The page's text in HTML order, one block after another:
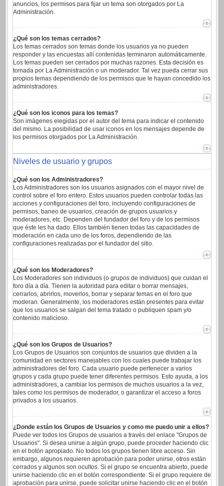
anuncios, los permisos para fijar un tema son otorgados por La
Administración.
¿Qué son los temas cerrados?
Los temas cerrados son temas donde los usuarios ya no pueden
responder y las encuestas allí contenidas terminaron automáticamente.
Los temas pueden ser cerrados por muchas razones. Esta decisión es
tomada por La Administración o un moderador. Tal vez pueda cerrar sus
propios temas dependiendo de los permisos que le hayan concedido los
administradores.
¿Qué son los iconos para los temas?
Son imágenes elegidas por el autor del tema para indicar el contenido
del mismo. La posibilidad de usar iconos en los mensajes depende de
los permisos otorgados por La Administración.
Niveles de usuario y grupos
¿Qué son los Administradores?
Los Administradores son los usuarios asignados con el mayor nivel de
control sobre el foro entero. Estos usuarios pueden controlar todas las
acciones y configuraciones del foro, incluyendo configuraciones de
permisos, baneo de usuarios, creación de grupos usuarios y
moderadores, etc. Dependen del fundador del foro y de los permisos
que éste les ha dado. Ellos también tienen todas las capacidades de
moderación en cada uno de los foros, dependiendo de las
configuraciones realizadas por el fundador del sitio.
¿Qué son los Moderadores?
Los Moderadores son individuos (o grupos de individuos) que cuidan el
foro día a día. Tienen la autoridad para editar o borrar mensajes,
cerrarlos, abrirlos, moverlos, borrar y separar temas en el foro que
moderan. Generalmente, los moderadores están presentes para evitar
que los usuarios se salgan del tema tratado o publiquen spam y/o
contenido malicioso.
¿Qué son los Grupos de Usuarios?
Los Grupos de Usuarios son conjuntos de usuarios que dividen a la
comunidad en sectores manejables con los cuales puede trabajar los
administradores del foro. Cada usuario puede pertenecer a varios
grupos y cada grupo puede tener diferentes permisos. Esto ayuda, a los
administradores, a cambiar los permisos de muchos usuarios a la vez,
tales como los permisos de moderador, o garantizar el acceso a foros
privados a los usuarios.
¿Donde están los Grupos de Usuarios y como me puedo unir a ellos?
Puede ver todos los Grupos de usuarios a través del enlace "Grupos de
Usuarios". Si desea unirse a algún grupo, puede proceder haciendo clic
en el botón apropiado. No todos los grupos tienen libre acceso. Sin
embargo, algunos requieren aprobación para poder unirse, otros están
cerrados y algunos son ocultos. Si el grupo se encuentra abierto, puede
unirse haciendo clic en el botón correspondiente. Si el grupo requiere de
aprobación para unirse, puede solicitar unirse haciendo clic en el botón